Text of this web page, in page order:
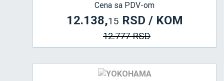
Cena sa PDV-om
12.138,15 RSD / KOM
12.777 RSD